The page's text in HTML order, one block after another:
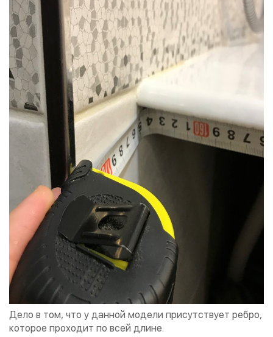
Дело в том, что у данной модели присутствует ребро,
которое проходит по всей длине.